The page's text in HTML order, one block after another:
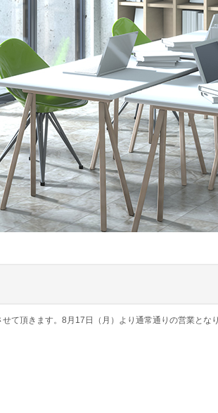
て頂きます。8月17日（月）より通常通りの営業とな